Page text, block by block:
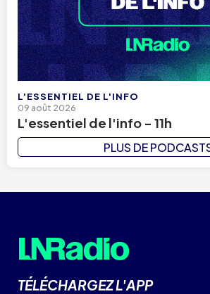
L'ESSENTIEL DE L'INFO
09 août 2026
L'essentiel de l'info - 11h
PLUS DE
TÉLÉCHARGEZ L'APP